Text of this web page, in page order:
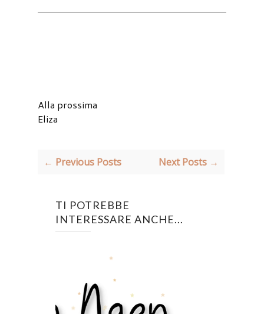
Alla prossima
Eliza
← Previous Posts Next Posts →
TI POTREBBE
INTERESSARE ANCHE...